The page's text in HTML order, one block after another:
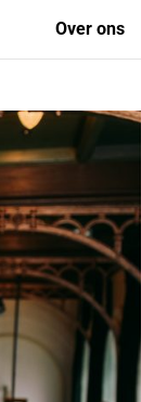
Over ons